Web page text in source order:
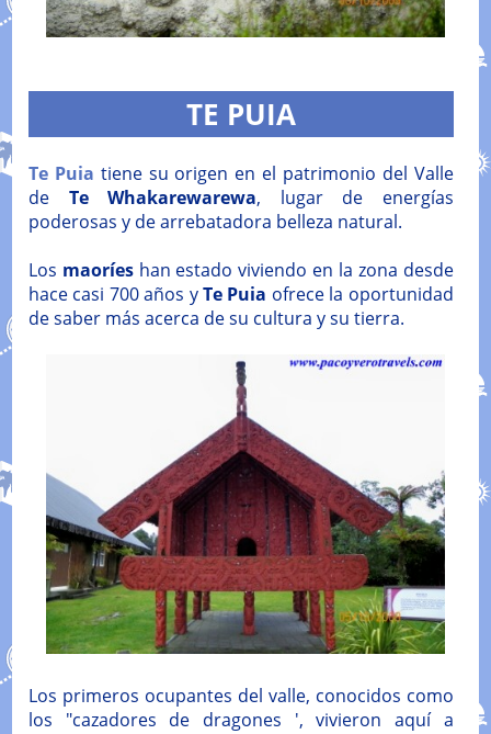
TE PUIA
Te Puia tiene su origen en el patrimonio del Valle
de Te Whakarewarewa, lugar de energías
poderosas y de arrebatadora belleza natural.
Los maoríeshan estado viviendo en la zona desde
hace casi 700 años yTe Puia ofrece la oportunidad
de saber más acerca de su cultura y su tierra.
Los primeros ocupantes del valle, conocidos como
los "cazadores de dragones ', vivieron aquí a